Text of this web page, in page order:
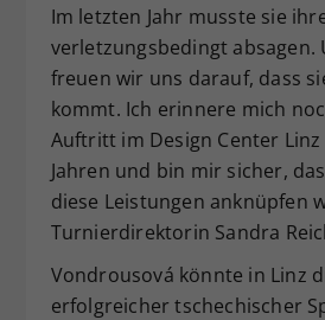
Im letzten Jahr musste sie
verletzungsbedingt absagen.
freuen wir uns darauf, dass
kommt. Ich erinnere mich
Auftritt im Design Center
Jahren und bin mir sicher,
diese Leistungen anknüpfen
Turnierdirektorin Sandra
Vondrousová könnte in Linz
erfolgreicher tschechischer